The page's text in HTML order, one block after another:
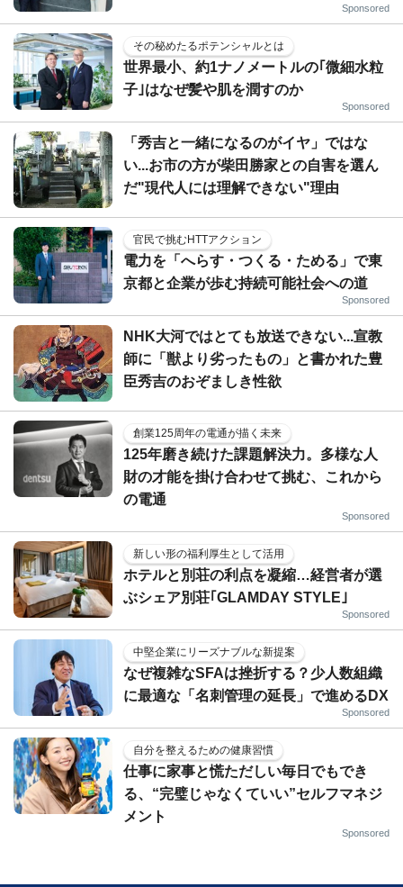
Sponsored
その秘めたるポテンシャルとは
世界最小、約1ナノメートルの｢微細水粒
子｣はなぜ髪や肌を潤すのか
Sponsored
「秀吉と一緒になるのがイヤ」ではな
い...お市の方が柴田勝家との自害を選ん
だ"現代人には理解できない"理由
官民で挑むHTTアクション
電力を「へらす・つくる・ためる」で東
京都と企業が歩む持続可能社会への道
Sponsored
NHK大河ではとても放送できない...宣教
師に「獣より劣ったもの」と書かれた豊
臣秀吉のおぞましき性欲
創業125周年の電通が描く未来
125年磨き続けた課題解決力。多様な人
財の才能を掛け合わせて挑む、これから
の電通
Sponsored
新しい形の福利厚生として活用
ホテルと別荘の利点を凝縮…経営者が選
ぶシェア別荘｢GLAMDAY STYLE｣
Sponsored
中堅企業にリーズナブルな新提案
なぜ複雑なSFAは挫折する？少人数組織
に最適な「名刺管理の延長」で進めるDX
Sponsored
自分を整えるための健康習慣
仕事に家事と慌ただしい毎日でもでき
る、“完璧じゃなくていい”セルフマネジ
メント
Sponsored